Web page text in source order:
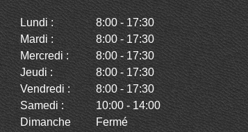
Lundi :
8:00 - 17:30
Mardi :
8:00 - 17:30
Mercredi :
8:00 - 17:30
Jeudi :
8:00 - 17:30
Vendredi :
8:00 - 17:30
Samedi :
10:00 - 14:00
Dimanche
Fermé